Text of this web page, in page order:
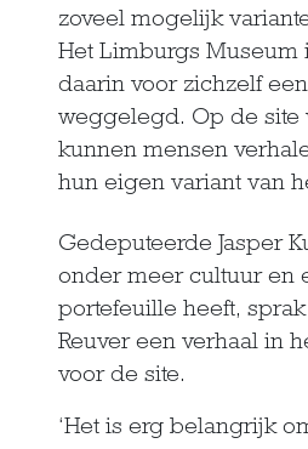
zoveel mogelijk
Het Limburgs Museum
daarin voor zichzelf
weggelegd. Op de site
kunnen mensen
hun eigen variant van
Gedeputeerde Jasper
onder meer cultuur en
portefeuille heeft,
Reuver een verhaal in
voor de site.
‘Het is erg belangrijk